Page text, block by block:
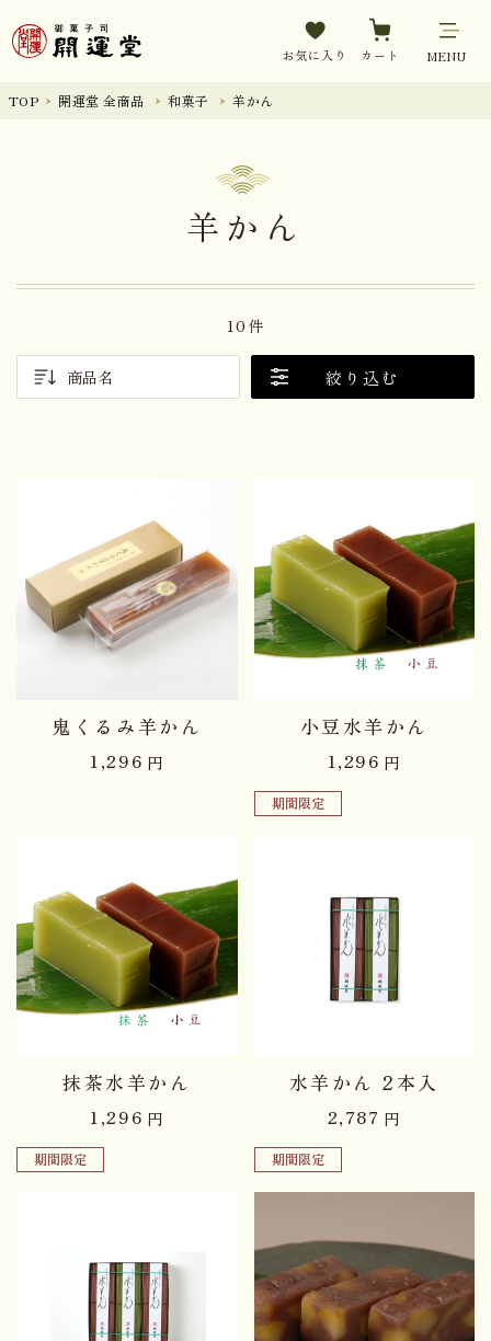
お気に入り カート MENU
TOP 開運堂 全商品 和菓子 羊かん
羊かん
10件
商品名 絞り込む
鬼くるみ羊かん
1,296 円
小豆水羊かん
1,296 円
期間限定
抹茶水羊かん
1,296 円
期間限定
水羊かん 2本入
2,787 円
期間限定